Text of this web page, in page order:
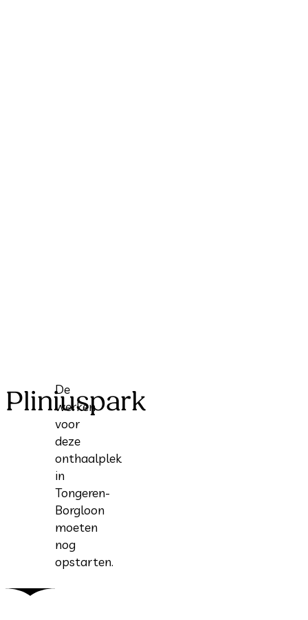
Pliniuspark
De
werken
voor
deze
onthaalplek
in
Tongeren-
Borgloon
moeten
nog
opstarten.